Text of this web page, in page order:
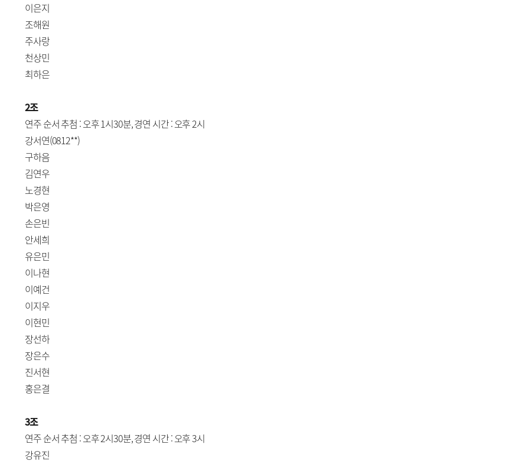
이은지
조해원
주사랑
천상민
최하은
2조
연주 순서 추첨 : 오후 1시30분, 경연 시간 : 오후 2시
강서연(0812**)
구하음
김연우
노경현
박은영
손은빈
안세희
유은민
이나현
이예건
이지우
이현민
장선하
장은수
진서현
홍은결
3조
연주 순서 추첨 : 오후 2시30분, 경연 시간 : 오후 3시
강유진